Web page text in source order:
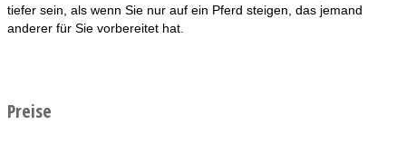
tiefer sein, als wenn Sie nur auf ein Pferd steigen, das jemand
anderer für Sie vorbereitet hat.
Preise